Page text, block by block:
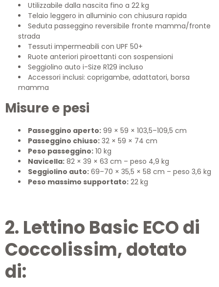
Utilizzabile dalla nascita fino a 22 kg
Telaio leggero in alluminio con chiusura rapida
Seduta passeggino reversibile fronte mamma/fronte
strada
Tessuti impermeabili con UPF 50+
Ruote anteriori piroettanti con sospensioni
Seggiolino auto i-Size R129 incluso
Accessori inclusi: coprigambe, adattatori, borsa
mamma
Misure e pesi
Passeggino aperto: 99 × 59 × 103,5–109,5 cm
Passeggino chiuso: 32 × 59 × 74 cm
Peso passeggino: 10 kg
Navicella: 82 × 39 × 63 cm – peso 4,9 kg
Seggiolino auto: 69–70 × 35,5 × 58 cm – peso 3,6 kg
Peso massimo supportato: 22 kg
2. Lettino Basic ECO di
Coccolissim, dotato
di: